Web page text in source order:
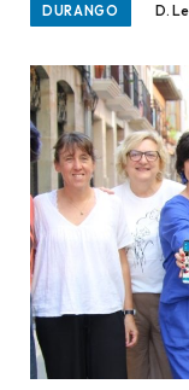
DURANGO D.